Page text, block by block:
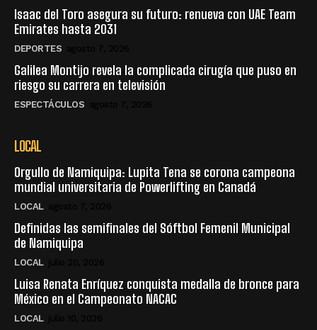
Isaac del Toro asegura su futuro: renueva con UAE Team
Emirates hasta 2031
DEPORTES
Galilea Montijo revela la complicada cirugía que puso en
riesgo su carrera en televisión
ESPECTÁCULOS
LOCAL
Orgullo de Namiquipa: Lupita Tena se corona campeona
mundial universitaria de Powerlifting en Canadá
LOCAL
Definidas las semifinales del Sóftbol Femenil Municipal
de Namiquipa
LOCAL
Luisa Renata Enríquez conquista medalla de bronce para
México en el Campeonato NACAC
LOCAL